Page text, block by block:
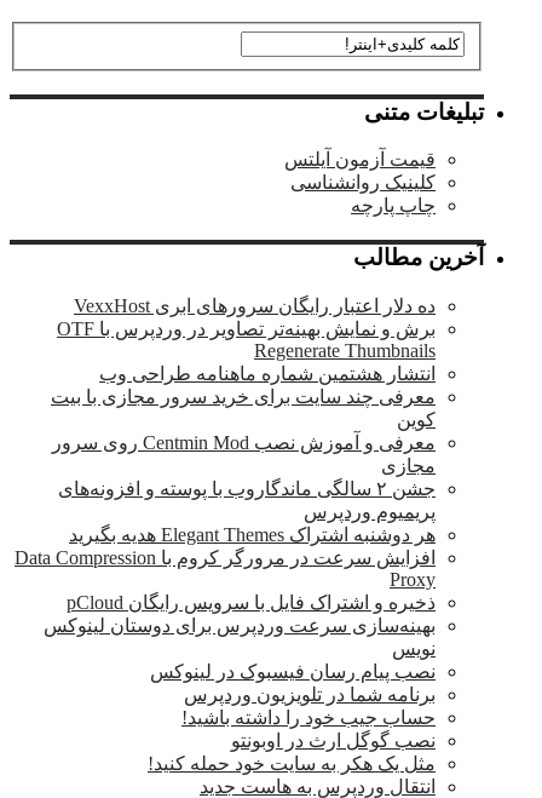
تبلیغات متنی
قیمت آزمون آیلتس
کلینیک روانشناسی
چاپ پارچه
آخرین مطالب
ده دلار اعتبار رایگان سرورهای ابری VexxHost
برش و نمایش بهینه‌تر تصاویر در وردپرس با OTF
Regenerate Thumbnails
انتشار هشتمین شماره ماهنامه طراحی وب
معرفی چند سایت برای خرید سرور مجازی با بیت
معرفی و آموزش نصب Centmin Mod روی سرور
مجازی
جشن ۲ سالگی ماندگار‌وب با پوسته و افزونه‌های
پریمیوم وردپرس
هر دوشنبه اشتراک Elegant Themes هدیه بگیرید
افزایش سرعت در مرورگر کروم با Data Compression
Proxy
ذخیره و اشتراک فایل با سرویس رایگان pCloud
بهینه‌سازی سرعت وردپرس برای دوستان لینوکس
نویس
نصب پیام رسان فیسبوک در لینوکس
برنامه شما در تلویزیون وردپرس
حساب جیب خود را داشته باشید!
نصب گوگل ارث در اوبونتو
مثل یک هکر به سایت خود حمله کنید!
انتقال وردپرس به هاست جدید